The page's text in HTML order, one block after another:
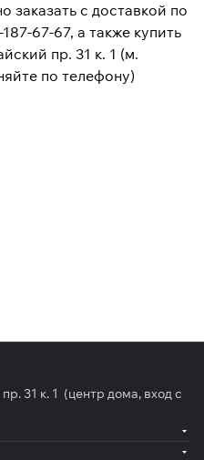
заказать с доставкой по
67-67, а также купить
пр. 31 к. 1 (м.
по телефону)
31 к. 1 (центр дома, вход с